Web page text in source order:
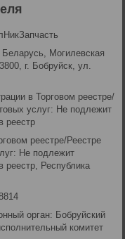
Беларусь, Могилевская
г. Бобруйск, ул.
в Торговом реестре/
услуг: Не подлежит
реестр
реестре/Реестре
Не подлежит
реестр, Республика
орган: Бобруйский
комитет